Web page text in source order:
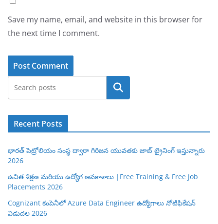
Save my name, email, and website in this browser for
the next time I comment.
Search
Recent Posts
భారత్ పెట్రోలియం సంస్థ ద్వారా గిరిజన యువతకు జాబ్ ట్రైనింగ్ ఇస్తున్నారు
2026
ఉచిత శిక్షణ మరియు ఉద్యోగ అవకాశాలు |Free Training & Free Job
Placements 2026
Cognizant కంపెనీలో Azure Data Engineer ఉద్యోగాలు నోటిఫికేషన్
విడుదల 2026